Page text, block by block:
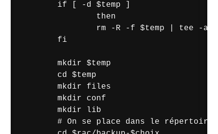
        if [ -d $temp ]
                then
rm -R -f $temp | tee -a
        fi
        mkdir $temp
        cd $temp
        mkdir files
        mkdir conf
        mkdir lib
# On se place dans le répertoire